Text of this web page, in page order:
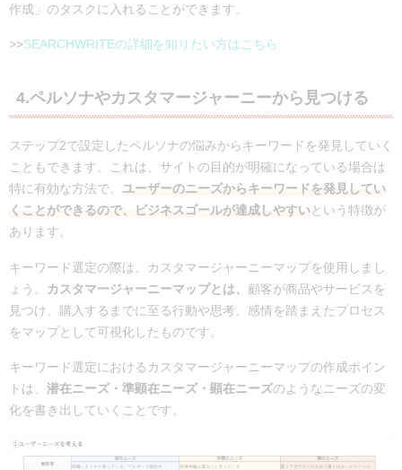
作成」のタスクに入れることができます。
>>SEARCHWRITEの詳細を知りたい方はこちら
4.ペルソナやカスタマージャーニーから見つける
ステップ2で設定したペルソナの悩みからキーワードを発見していく
こともできます。これは、サイトの目的が明確になっている場合は
特に有効な方法で、 ユーザーのニーズからキーワードを発見してい
くことができるので、ビジネスゴールが達成しやすいという特徴が
あります。
キーワード選定の際は、カスタマージャーニーマップを使用しまし
ょう。
カスタマージャーニーマップとは、 顧客が商品やサービスを
見つけ、購入するまでに至る行動や思考、感情を踏まえたプロセス
をマップとして可視化したものです。
キーワード選定におけるカスタマージャーニーマップの作成ポイン
トは、 潜在ニーズ・準顕在ニーズ・顕在ニーズのようなニーズの変
化を書き出していくことです。